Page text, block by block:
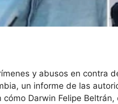
y abusos en contra
un informe de las
Darwin Felipe